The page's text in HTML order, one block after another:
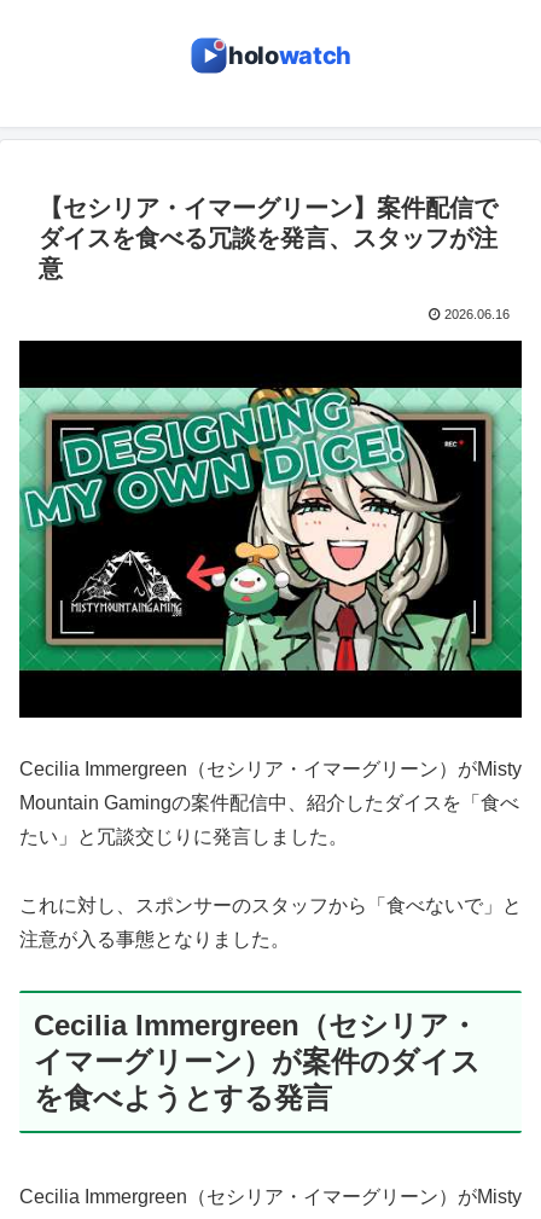
holowatch
【セシリア・イマーグリーン】案件配信で
ダイスを食べる冗談を発言、スタッフが注
意
2026.06.16
Cecilia Immergreen（セシリア・イマーグリーン）がMisty
Mountain Gamingの案件配信中、紹介したダイスを「食べ
たい」と冗談交じりに発言しました。
これに対し、スポンサーのスタッフから「食べないで」と
注意が入る事態となりました。
Cecilia Immergreen（セシリア・
イマーグリーン）が案件のダイス
を食べようとする発言
Cecilia Immergreen（セシリア・イマーグリーン）がMisty